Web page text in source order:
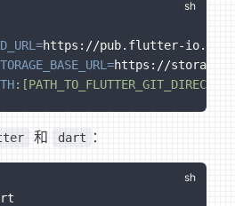
=https://pub.flutter-io.cn
=https://
和 dart ：